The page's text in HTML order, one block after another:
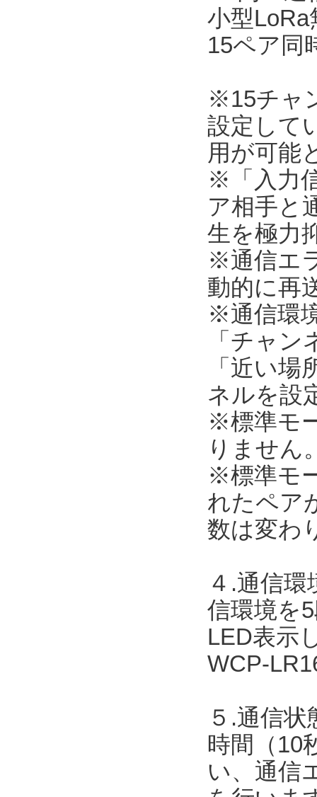
小型
15ペア同
※15チャ
設定して
用が可能
※「入力
ア相手と
生を極力
※通信エ
動的に再
※通信環
「チャ
「近い
ネルを設
※標準モ
りません
※標準モ
れたペア
数は変わ
４.通信
信環境を
LED表示
WCP-
５.通信
時間（10
い、通信